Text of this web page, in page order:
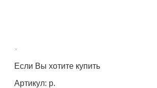
×
Если Вы хотите купить
Артикул: р.